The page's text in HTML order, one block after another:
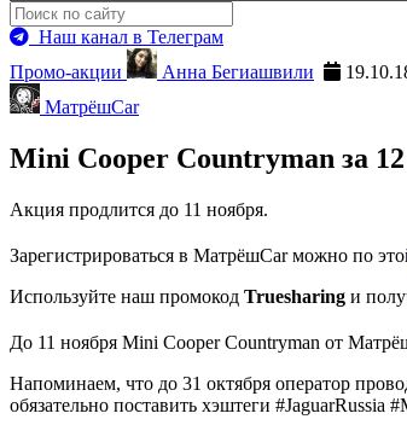
Наш канал в Телеграм
Промо-акции
Анна Бегиашвили
МатрёшCar
Mini Cooper Countryman за
Акция продлится до 11 ноября.
Зарегистрироваться в МатрёшCar можно по
Используйте наш промокод Truesharing и
До 11 ноября Mini Cooper Countryman от
Напоминаем, что до 31 октября оператор
обязательно поставить хэштеги #JaguarRussia